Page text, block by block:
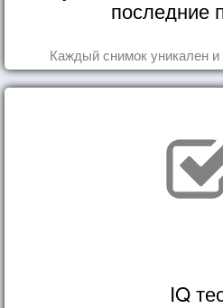
последние
Каждый снимок уникален и
IQ